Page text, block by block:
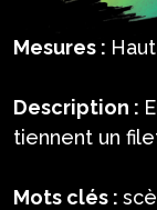
Mesures :
Description :
tiennent un
Mots clés :